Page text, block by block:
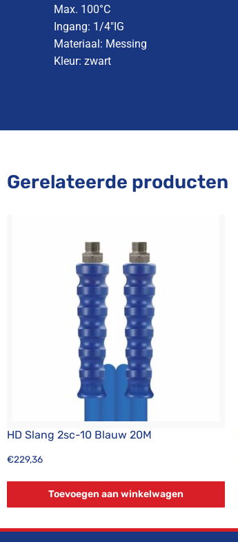
Max. 100°C
Ingang: 1/4″IG
Materiaal: Messing
Kleur: zwart
Gerelateerde producten
HD Slang 2sc-10 Blauw 20M
€229,36
Toevoegen aan winkelwagen